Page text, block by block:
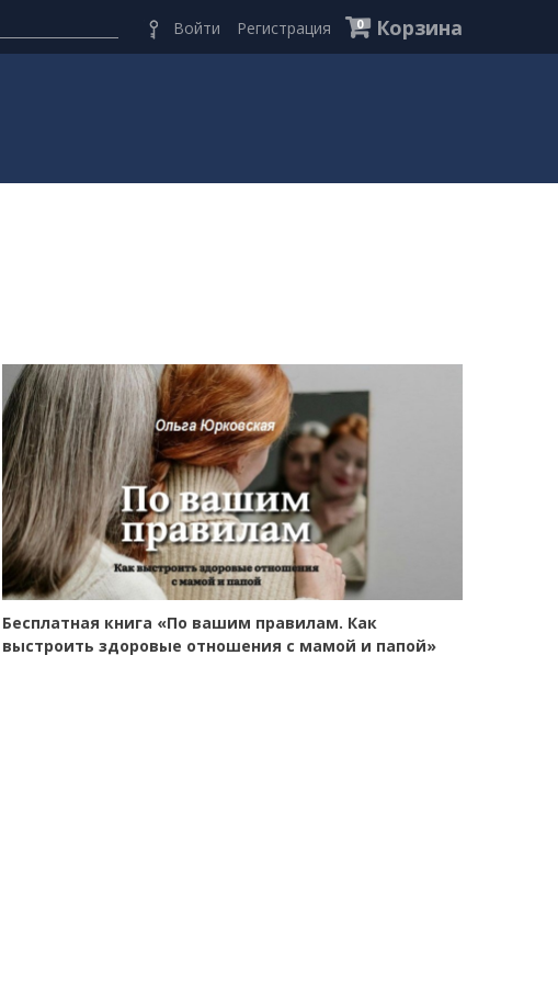
Войти Регистрация 0
Корзина
Бесплатная книга «По вашим правилам. Как
выстроить здоровые отношения с мамой и папой»